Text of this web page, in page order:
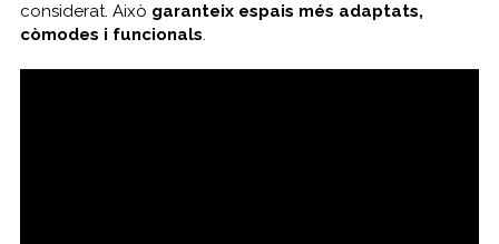
considerat. Això garanteix espais més adaptats,
còmodes i funcionals.